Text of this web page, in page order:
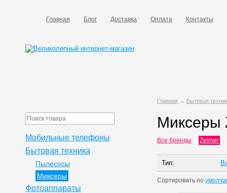
Главная Блог Доставка Оплата Контакты
Главная → Бытовая
Миксеры
Все бренды Zelmer
Тип:
Сортировать по
Мобильные телефоны
Бытовая техника
Пылесосы
Миксеры
Фотоаппараты